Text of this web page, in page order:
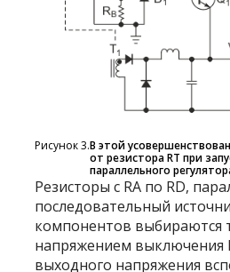
Рисунок 3.В этой
от резистора RT при
параллельного
Резисторы с RA по RD,
последовательный
компонентов выбираются
напряжением выключения
выходного напряжения